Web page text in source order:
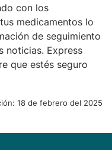
con los
medicamentos lo
de seguimiento
noticias. Express
que estés seguro
18 de febrero del 2025